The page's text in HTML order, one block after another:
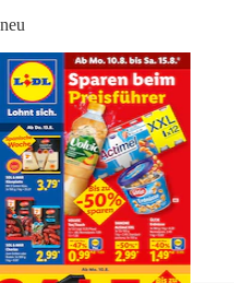
neu